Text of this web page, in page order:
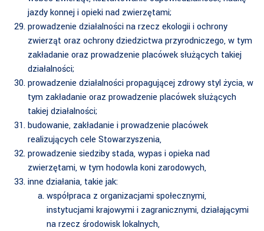
jazdy konnej i opieki nad zwierzętami;
prowadzenie działalności na rzecz ekologii i ochrony
zwierząt oraz ochrony dziedzictwa przyrodniczego, w tym
zakładanie oraz prowadzenie placówek służących takiej
działalności;
prowadzenie działalności propagującej zdrowy styl życia, w
tym zakładanie oraz prowadzenie placówek służących
takiej działalności;
budowanie, zakładanie i prowadzenie placówek
realizujących cele Stowarzyszenia,
prowadzenie siedziby stada, wypas i opieka nad
zwierzętami, w tym hodowla koni zarodowych,
inne działania, takie jak:
współpraca z organizacjami społecznymi,
instytucjami krajowymi i zagranicznymi, działającymi
na rzecz środowisk lokalnych,